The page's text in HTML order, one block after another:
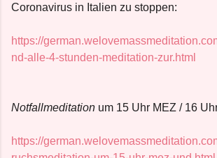
Coronavirus in Italien zu stoppen:
https://
nd-alle-4-stunden-meditation-zur.html
Notfallmeditation um 15 Uhr MEZ / 16
https://